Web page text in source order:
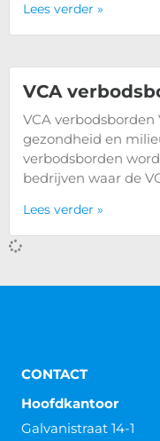
Lees verder »
VCA
VCA verbodsborden
gezondheid en
verbodsborden
bedrijven waar de
Lees verder »
In welke talen
Checklist
iedereen. En bij veilig
Lees verder »